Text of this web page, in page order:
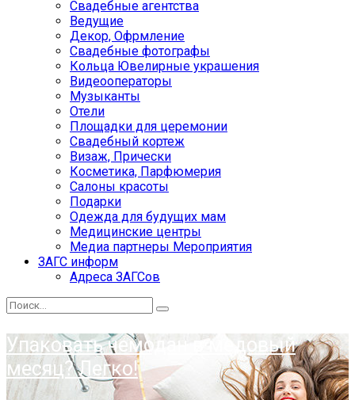
Свадебные агентства
Ведущие
Декор, Офрмление
Свадебные фотографы
Кольца Ювелирные украшения
Видеооператоры
Музыканты
Отели
Площадки для церемонии
Свадебный кортеж
Визаж, Прически
Косметика, Парфюмерия
Салоны красоты
Подарки
Одежда для будущих мам
Медицинские центры
Медиа партнеры Мероприятия
ЗАГС информ
Адреса ЗАГСов
Упаковать чемодан в медовый
месяц? Легко!